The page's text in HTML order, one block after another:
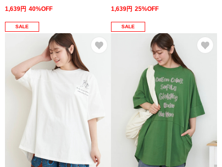
1,639円 40%OFF 1,639円 25%OFF
SALE SALE